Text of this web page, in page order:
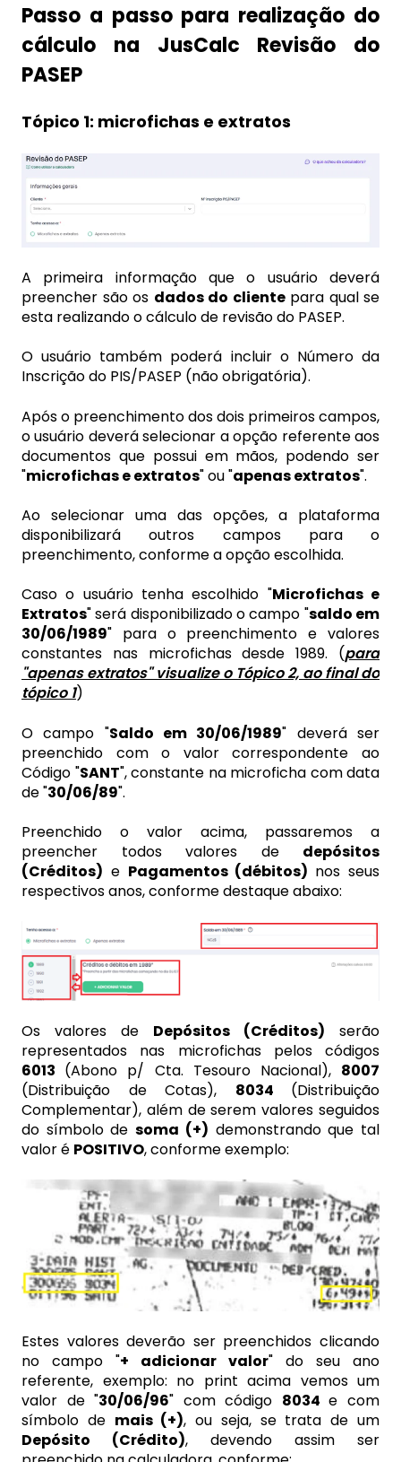
Passo a passo para realização do
cálculo na JusCalc Revisão do
PASEP
Tópico 1: microfichas e extratos
A primeira informação que o usuário deverá
preencher são os dados do clientepara qual se
esta realizando o cálculo de revisão do PASEP.
O usuário também poderá incluir o Número da
Inscrição do PIS/PASEP (não obrigatória).
Após o preenchimento dos dois primeiros campos,
o usuário deverá selecionar a opção referente aos
documentos que possui em mãos, podendo ser
"microfichas e extratos" ou "apenas extratos".
Ao selecionar uma das opções, a plataforma
disponibilizará outros campos para o
preenchimento, conforme a opção escolhida.
Caso o usuário tenha escolhido "Microfichas e
Extratos" será disponibilizado o campo "saldo em
30/06/1989" para o preenchimento e valores
constantes nas microfichas desde 1989. (para
"apenas extratos" visualize o Tópico 2, ao final do
tópico 1)
O campo "Saldo em 30/06/1989" deverá ser
preenchido com o valor correspondente ao
Código "SANT", constante na microficha com data
de "30/06/89".
Preenchido o valor acima, passaremos a
preencher todos valores de depósitos
(Créditos) e Pagamentos (débitos) nos seus
respectivos anos, conforme destaque abaixo:
Os valores de Depósitos (Créditos) serão
representados nas microfichas pelos códigos
6013 (Abono p/ Cta. Tesouro Nacional), 8007
(Distribuição de Cotas), 8034 (Distribuição
Complementar), além de serem valores seguidos
do símbolo desoma (+) demonstrando que tal
valor é POSITIVO, conforme exemplo:
Estes valores deverão ser preenchidos clicando
no campo "+ adicionar valor" do seu ano
referente, exemplo: no print acima vemos um
valor de "30/06/96" com código 8034e com
símbolo de mais (+), ou seja, se trata de um
Depósito (Crédito), devendo assim ser